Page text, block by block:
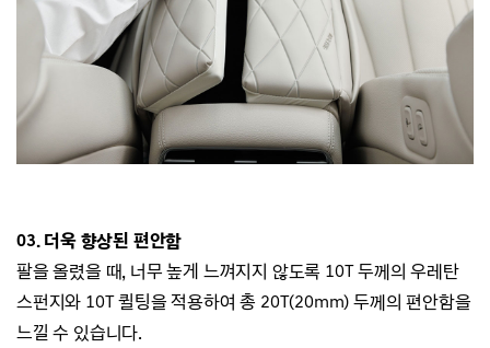
03. 더욱 향상된 편안함
팔을 올렸을 때, 너무 높게 느껴지지 않도록 10T 두께의 우레탄
스펀지와 10T 퀼팅을 적용하여 총 20T(20mm) 두께의 편안함을
느낄 수 있습니다.